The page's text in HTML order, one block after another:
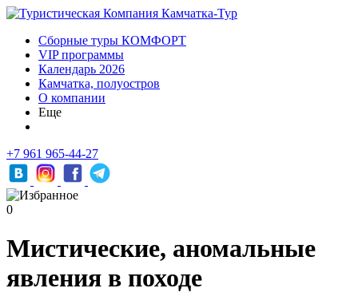
Сборные туры КОМФОРТ
VIP программы
Календарь 2026
Камчатка, полуостров
О компании
Еще
+7 961 965-44-27
0
Мистические, аномальные
явления в походе